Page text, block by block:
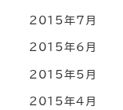
2015年7月
2015年6月
2015年5月
2015年4月